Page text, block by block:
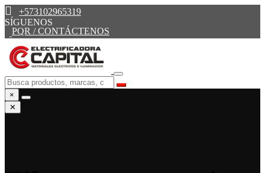
+573102965319
SÍGUENOS
PQR / CONTÁCTENOS
×
✕